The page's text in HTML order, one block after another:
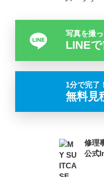
写真を撮
LINE
1分で完了！
無料見
修理
公式